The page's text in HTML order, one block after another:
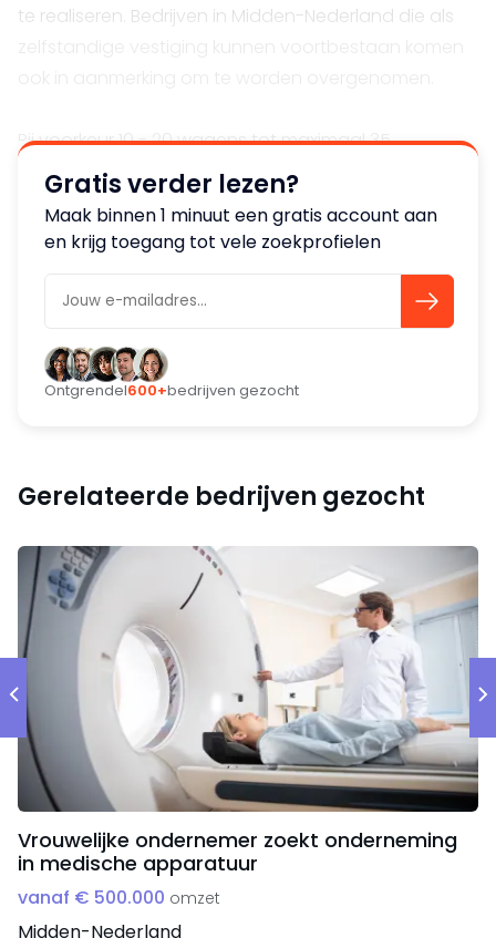
te realiseren. Bedrijven in Midden-Nederland die als
Bij voorkeur 10 - 20 wagens tot maximaal 35.
Bij interesse neem gerust contact met mij op om
e.e.a. verder te bespreken.
Gratis verder lezen?
Maak binnen 1 minuut een gratis account aan
en krijg toegang tot vele zoekprofielen
Ontgrendel600+bedrijven gezocht
Gerelateerde bedrijven gezocht
Vrouwelijke ondernemer zoekt onderneming
in medische apparatuur
vanaf € 500.000 omzet
Midden-Nederland